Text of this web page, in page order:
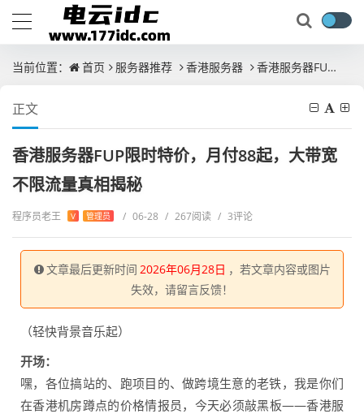
当前位置： 首页 服务器推荐 香港服务器 香港服务器FUP限时特价，月付88起，大带宽不限流量真相揭秘
正文
香港服务器FUP限时特价，月付88起，大带宽
不限流量真相揭秘
程序员老王 V 管理员 / 06-28 / 267阅读 / 3评论
文章最后更新时间 2026年06月28日 ，若文章内容或图片
失效，请留言反馈！
（轻快背景音乐起）
开场：
嘿，各位搞站的、跑项目的、做跨境生意的老铁，我是你们
在香港机房蹲点的价格情报员，今天必须敲黑板——香港服